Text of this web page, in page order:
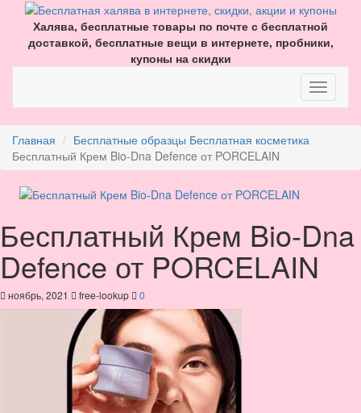
Халява, бесплатные товары по почте с бесплатной
доставкой, бесплатные вещи в интернете, пробники,
купоны на скидки
Главная Бесплатные образцы Бесплатная косметика
Бесплатный Крем Bio-Dna Defence от PORCELAIN
Бесплатный Крем Bio-Dna
Defence от PORCELAIN
ноябрь, 2021 free-lookup 0